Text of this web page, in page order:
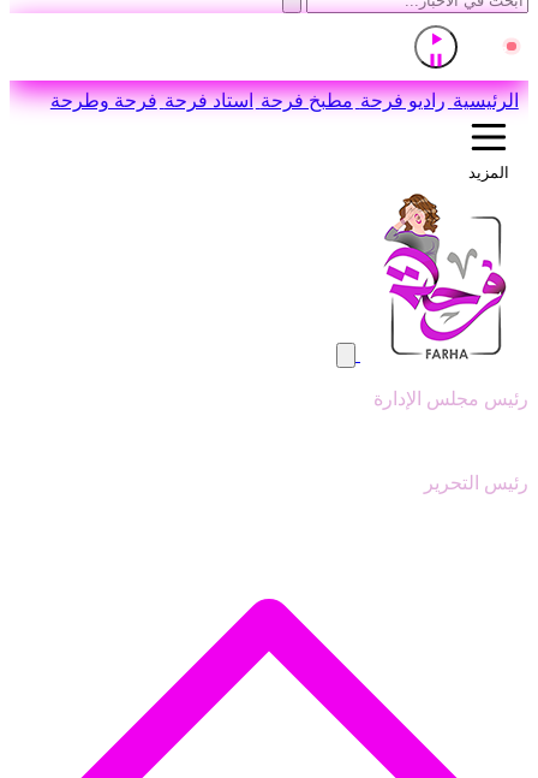
مباشر إذاعة القرآن الكريم من القاهرة
اضغط للاستماع
الرئيسية راديو فرحة مطبخ فرحة استاد فرحة فرحة وطرحة
المزيد
رئيس مجلس الإدارة
رئيس التحرير